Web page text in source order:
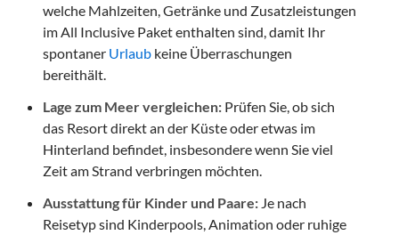
welche Mahlzeiten, Getränke und Zusatzleistungen
im All Inclusive Paket enthalten sind, damit Ihr
spontaner Urlaub keine Überraschungen
bereithält.
Lage zum Meer vergleichen: Prüfen Sie, ob sich
das Resort direkt an der Küste oder etwas im
Hinterland befindet, insbesondere wenn Sie viel
Zeit am Strand verbringen möchten.
Ausstattung für Kinder und Paare: Je nach
Reisetyp sind Kinderpools, Animation oder ruhige